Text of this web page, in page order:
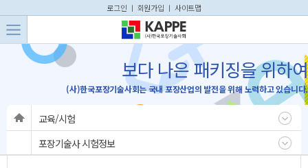
로그인 ㅣ 회원가입 ㅣ 사이트맵
보다 나은 패키징을 위하여
(사)한국포장기술사회는 국내 포장산업의 발전을 위해 노력하고 있습니다.
교육/시험
포장기술사 시험정보